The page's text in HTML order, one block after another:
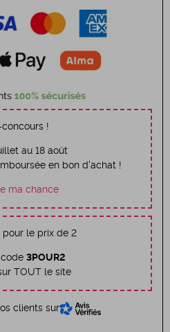
!
au 18 août
en bon d'achat !
ma chance
pour le prix de 2
3POUR2
TOUT le site
clients sur